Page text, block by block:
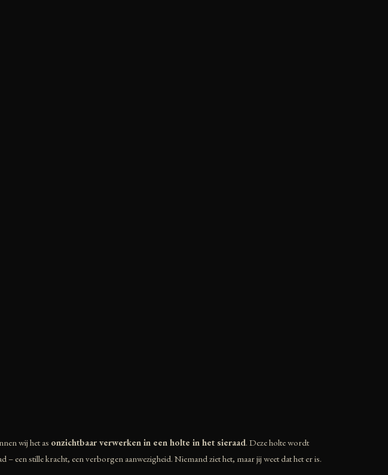
wij het as onzichtbaar verwerken in een holte in het sieraad. Deze holte wordt
een stille kracht, een verborgen aanwezigheid. Niemand ziet het, maar jij weet dat het er is.